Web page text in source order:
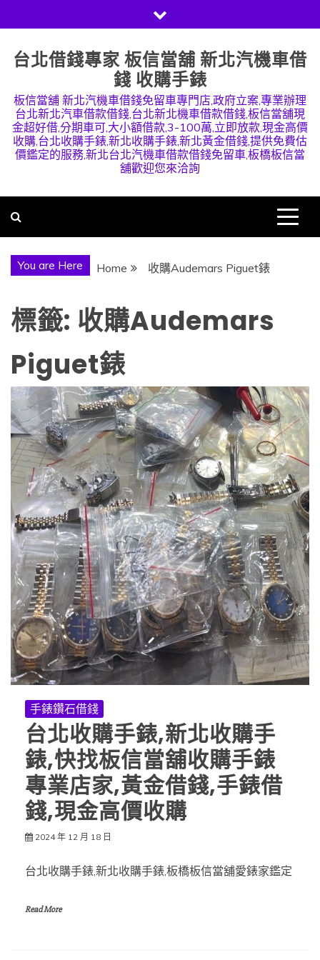
to
content
台北借錢專家 板信當舖 新北汽機車借
錢 收購手錶
板信當舖 新北汽機車借錢免留車專門店,政府立案,專業辦理
台北新北汽車借款借錢,台北新北機車借款借錢,板信當舖現
金超好借,分期車可,大小額借款,3-100萬,立即放款,現金高價
收購,台北收購手錶,新北收購手錶,新北黃金借錢,提供免費估
價鑑定的服務,新北台北汽機車借款借錢免留車,板橋板信當
舖歡迎您來洽詢
You are Here Home 收購Audemars Piguet錶
標籤: 收購Audemars
Piguet錶
手錶鑽石借錢
台北收購手錶,新北收購手
錶,快找板信當舖收購手錶
專業店家,黃金借錢,手錶借
錢,現金高價收購
2024 年 12 月 18 日
台北收購手錶,新北收購手錶,板橋板信當舖愛錶家鑑定
Read More